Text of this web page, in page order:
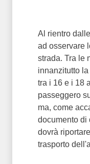
Al rientro
ad osservare
strada. Tra le
innanzitutto
tra i 16 e i 18
passeggero
ma, come
documento di
dovrà
trasporto